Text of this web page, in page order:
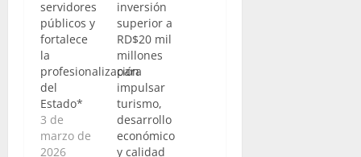
servidores
públicos y
fortalece
la
profesionalización
del
Estado*
3 de
marzo de
2026
inversión
superior a
RD$20 mil
millones
para
impulsar
turismo,
desarrollo
económico
y calidad